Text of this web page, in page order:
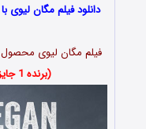
فیلم مگان لیوی محصول ۲۰۱۷ با کیفیت 1080p & 720p & 480p
(برنده 1 جایزه و کاندیدای 1 جایزه دیگر)